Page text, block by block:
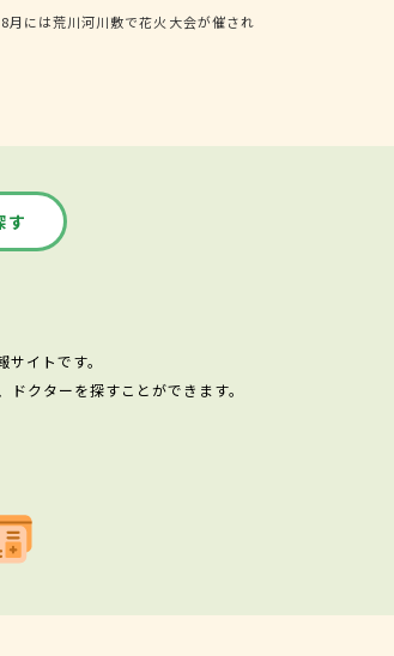
月には荒川河川敷で花火大会が催され
す
イトです。
クターを探すことができます。